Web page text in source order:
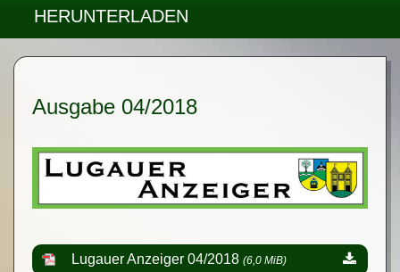
HERUNTERLADEN
Ausgabe 04/2018
Lugauer Anzeiger 04/2018 (6,0 MiB)